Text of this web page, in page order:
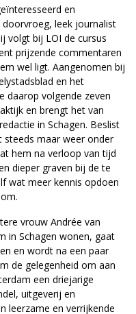
en
leek journalist
volgt bij LOI de cursus
prijzende commentaren
wel ligt. Aangenomen bij
en het
daarop volgende zeven
en brengt het van
in Schagen. Beslist
steeds maar weer onder
hem na verloop van tijd
dieper graven bij de te
wat meer kennis opdoen
vrouw Andrée van
in Schagen wonen, gaat
en wordt na een paar
de gelegenheid om aan
een driejarige
uitgeverij en
leerzame en verrijkende